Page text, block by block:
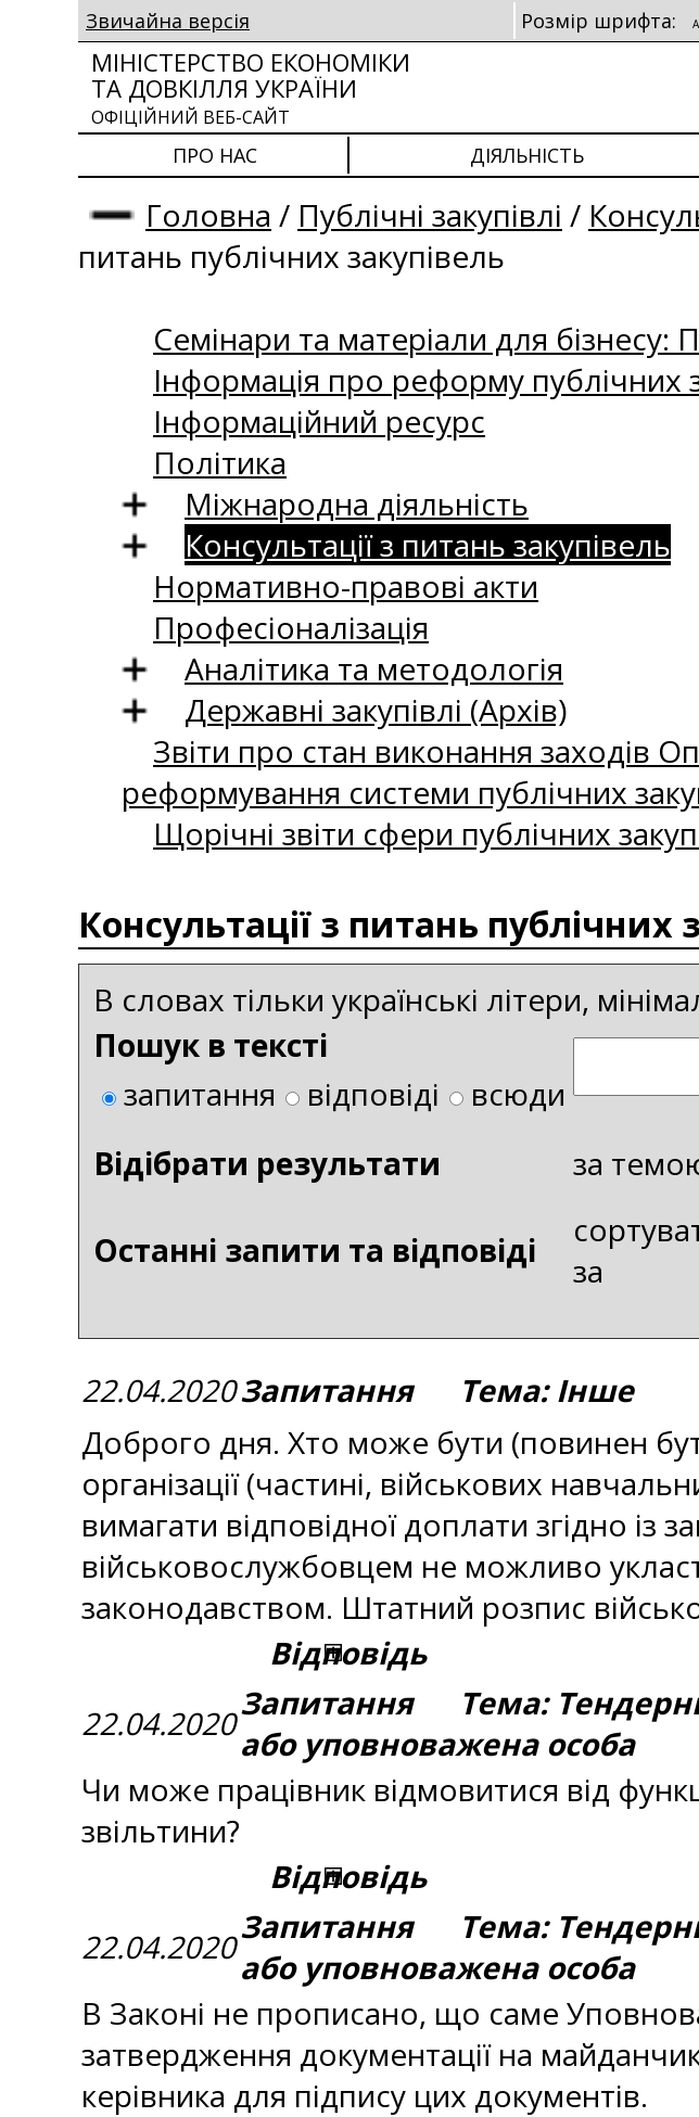
Звичайна версія Розмір шрифта: A
МІНІСТЕРСТВО ЕКОНОМІКИ
ТА ДОВКІЛЛЯ УКРАЇНИ
ОФІЦІЙНИЙ ВЕБ-САЙТ
ПРО НАС ДІЯЛЬНІСТЬ
Головна / Публічні закупівлі /
питань публічних закупівель
Семінари та матеріали для бізнесу:
Інформація про реформу публічних
Інформаційний ресурс
Політика
Міжнародна діяльність
Консультації з питань закупівель
Нормативно-правові акти
Професіоналізація
Аналітика та методологія
Державні закупівлі (Архів)
Звіти про стан виконання заходів
реформування системи публічних
Щорічні звіти сфери публічних
Консультації з питань публічних
В словах тільки українські літери,
Пошук в тексті
запитання
відповіді
всюди
Bідібрати результати
за
Останні запити та відповіді
за
22.04.2020Запитання Тема: Інше
Доброго дня. Хто може бути (повинен
організації (частині, військових
вимагати відповідної доплати згідно із
військовослужбовцем не можливо
законодавством. Штатний розпис
Відповідь
22.04.2020Запитання Тема:
або уповноважена особа
Чи може працівник відмовитися від
звільтини?
Відповідь
22.04.2020Запитання Тема:
або уповноважена особа
В Законі не прописано, що саме
затвердження документації на
керівника для підпису цих документів.